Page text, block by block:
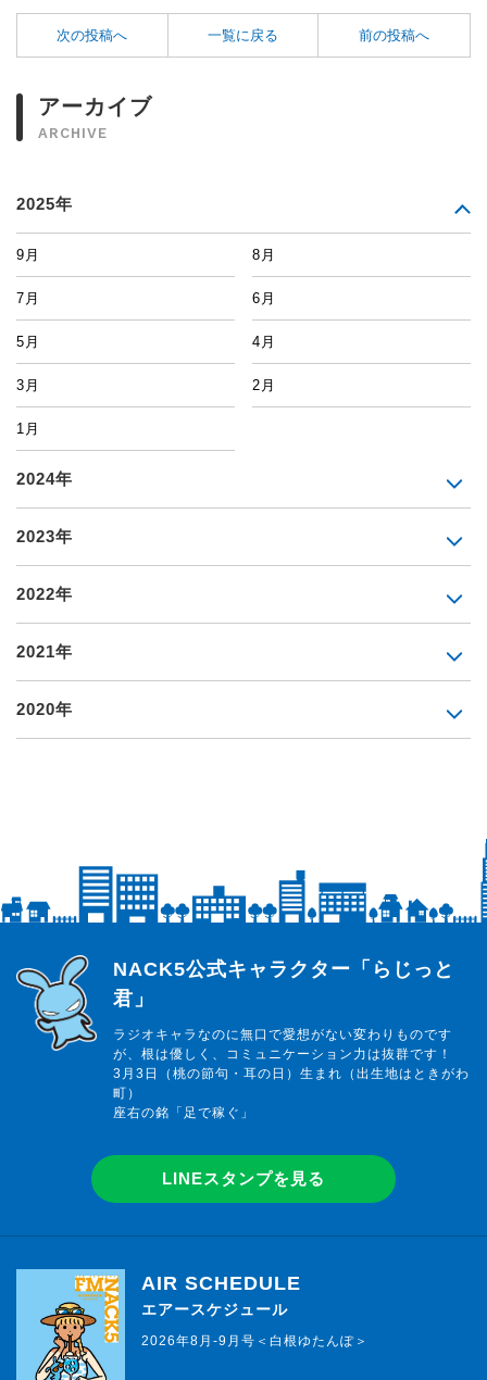
次の投稿へ 一覧に戻る 前の投稿へ
アーカイブ
ARCHIVE
2025年
9月 8月
7月 6月
5月 4月
3月 2月
1月
2024年
2023年
2022年
2021年
2020年
らじっと君
NACK5公式キャラクター「らじっと
君」
ラジオキャラなのに無口で愛想がない変わりものです
が、根は優しく、コミュニケーション力は抜群です！
3月3日（桃の節句・耳の日）生まれ（出生地はときがわ
町）
座右の銘「足で稼ぐ」
LINEスタンプを見る
AIR SCHEDULE
エアースケジュール
2026年8月-9月号＜白根ゆたんぽ＞